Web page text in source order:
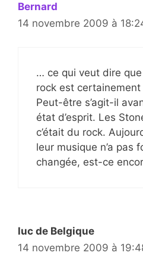
Bernard
14 novembre 2009 à
… ce qui veut dire
rock est
Peut-être s’agit-il
état d’esprit. Les
c’était du rock.
leur musique n’a pas
changée, est-ce
luc de Belgique
14 novembre 2009 à